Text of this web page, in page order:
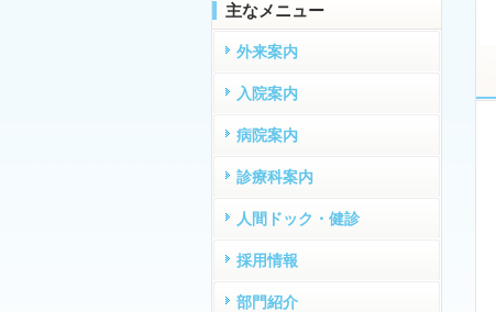
主なメニュー
外来案内
入院案内
病院案内
診療科案内
人間ドック・健診
採用情報
部門紹介